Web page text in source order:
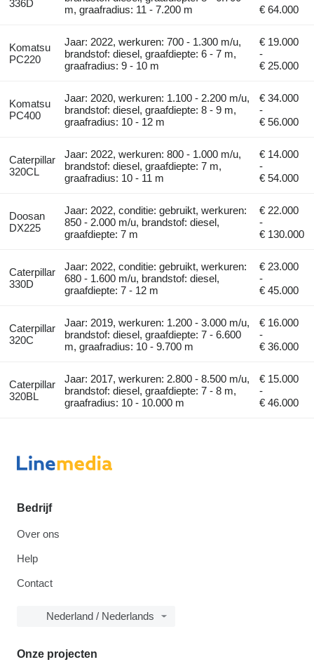
336D
m, graafradius: 11 - 7.200 m
€ 64.000
Komatsu
PC220
Jaar: 2022, werkuren: 700 - 1.300 m/u,
brandstof: diesel, graafdiepte: 6 - 7 m,
graafradius: 9 - 10 m
€ 19.000
-
€ 25.000
Komatsu
PC400
Jaar: 2020, werkuren: 1.100 - 2.200 m/u,
brandstof: diesel, graafdiepte: 8 - 9 m,
graafradius: 10 - 12 m
€ 34.000
-
€ 56.000
Caterpillar
320CL
Jaar: 2022, werkuren: 800 - 1.000 m/u,
brandstof: diesel, graafdiepte: 7 m,
graafradius: 10 - 11 m
€ 14.000
-
€ 54.000
Doosan
DX225
Jaar: 2022, conditie: gebruikt, werkuren:
850 - 2.000 m/u, brandstof: diesel,
graafdiepte: 7 m
€ 22.000
-
€ 130.000
Caterpillar
330D
Jaar: 2022, conditie: gebruikt, werkuren:
680 - 1.600 m/u, brandstof: diesel,
graafdiepte: 7 - 12 m
€ 23.000
-
€ 45.000
Caterpillar
320C
Jaar: 2019, werkuren: 1.200 - 3.000 m/u,
brandstof: diesel, graafdiepte: 7 - 6.600
m, graafradius: 10 - 9.700 m
€ 16.000
-
€ 36.000
Caterpillar
320BL
Jaar: 2017, werkuren: 2.800 - 8.500 m/u,
brandstof: diesel, graafdiepte: 7 - 8 m,
graafradius: 10 - 10.000 m
€ 15.000
-
€ 46.000
Bedrijf
Over ons
Help
Contact
Nederland / Nederlands
Onze projecten